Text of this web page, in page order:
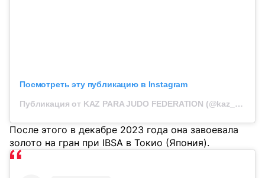
Посмотреть эту публикацию в Instagram
Публикация от KAZ PARA JUDO FEDERATION (@kaz_para_judo)
После этого в декабре 2023 года она завоевала
золото на гран при IBSA в Токио (Япония).